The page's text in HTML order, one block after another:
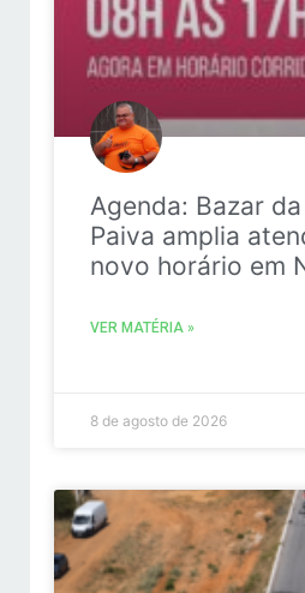
Agenda: Bazar
Paiva amplia
novo horário em
VER MATÉRIA »
8 de agosto de 2026